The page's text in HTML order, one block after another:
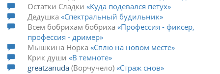
Остатки Сладки
Куда подевался петух
Дедушка
Спектральный будильник
Всем бобрихам бобриха
Профессия - фиксер,
профессия - дример
Мышкина Норка
Сплю на новом месте
Крик души
В темноте
greatzanuda Ворчучело
Страж снов